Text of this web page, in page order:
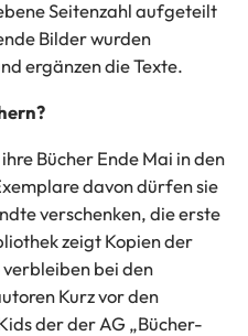
Seitenzahl aufgeteilt
Bilder wurden
ergänzen die Texte.
Bücher Ende Mai in den
davon dürfen sie
verschenken, die erste
zeigt Kopien der
bei den
Kurz vor den
der der AG „Bücher-